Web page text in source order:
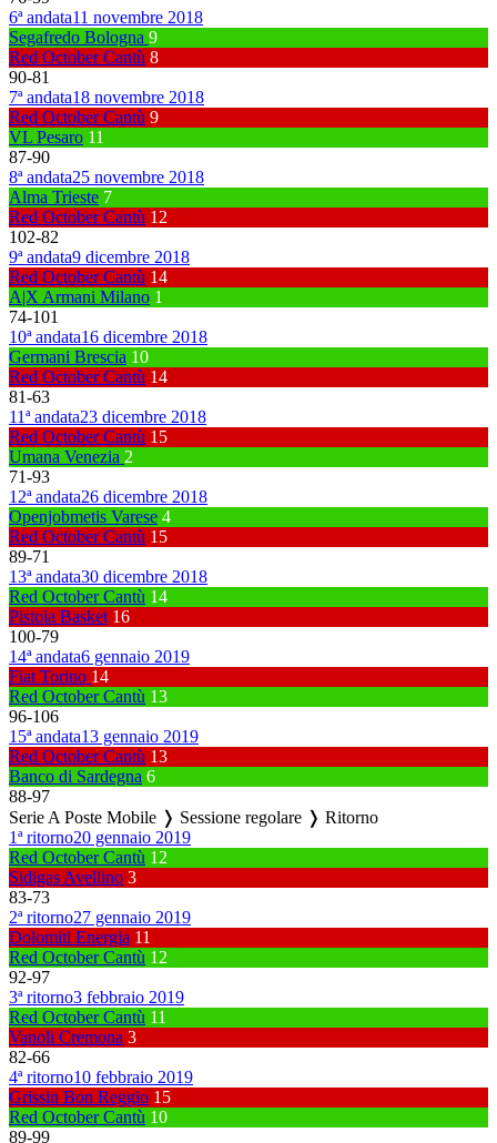
6ª andata11 novembre 2018
Segafredo Bologna 9
Red October Cantù 8
90-81
7ª andata18 novembre 2018
Red October Cantù 9
VL Pesaro 11
87-90
8ª andata25 novembre 2018
Alma Trieste 7
Red October Cantù 12
102-82
9ª andata9 dicembre 2018
Red October Cantù 14
A|X Armani Milano 1
74-101
10ª andata16 dicembre 2018
Germani Brescia 10
Red October Cantù 14
81-63
11ª andata23 dicembre 2018
Red October Cantù 15
Umana Venezia 2
71-93
12ª andata26 dicembre 2018
Openjobmetis Varese 4
Red October Cantù 15
89-71
13ª andata30 dicembre 2018
Red October Cantù 14
Pistoia Basket 16
100-79
14ª andata6 gennaio 2019
Fiat Torino 14
Red October Cantù 13
96-106
15ª andata13 gennaio 2019
Red October Cantù 13
Banco di Sardegna 6
88-97
Serie A Poste Mobile ❭ Sessione regolare ❭ Ritorno
1ª ritorno20 gennaio 2019
Red October Cantù 12
Sidigas Avellino 3
83-73
2ª ritorno27 gennaio 2019
Dolomiti Energia 11
Red October Cantù 12
92-97
3ª ritorno3 febbraio 2019
Red October Cantù 11
Vanoli Cremona 3
82-66
4ª ritorno10 febbraio 2019
Grissin Bon Reggio 15
Red October Cantù 10
89-99